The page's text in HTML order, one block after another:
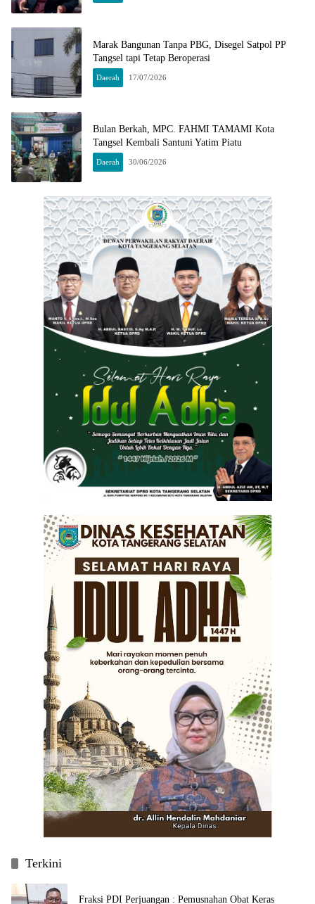
Marak Bangunan Tanpa PBG, Disegel Satpol PP
Tangsel tapi Tetap Beroperasi
Daerah 17/07/2026
Bulan Berkah, MPC. FAHMI TAMAMI Kota
Tangsel Kembali Santuni Yatim Piatu
Daerah 30/06/2026
Terkini
Fraksi PDI Perjuangan : Pemusnahan Obat Keras